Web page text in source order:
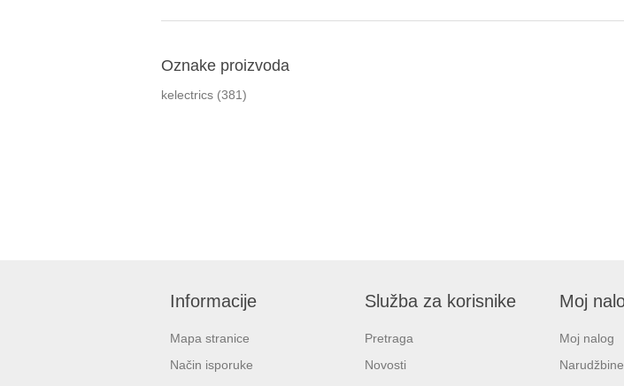
Oznake proizvoda
kelectrics (381)
Informacije
Mapa stranice
Način isporuke
Služba za korisnike
Pretraga
Novosti
Moj
Moj nalog
Narudžbine